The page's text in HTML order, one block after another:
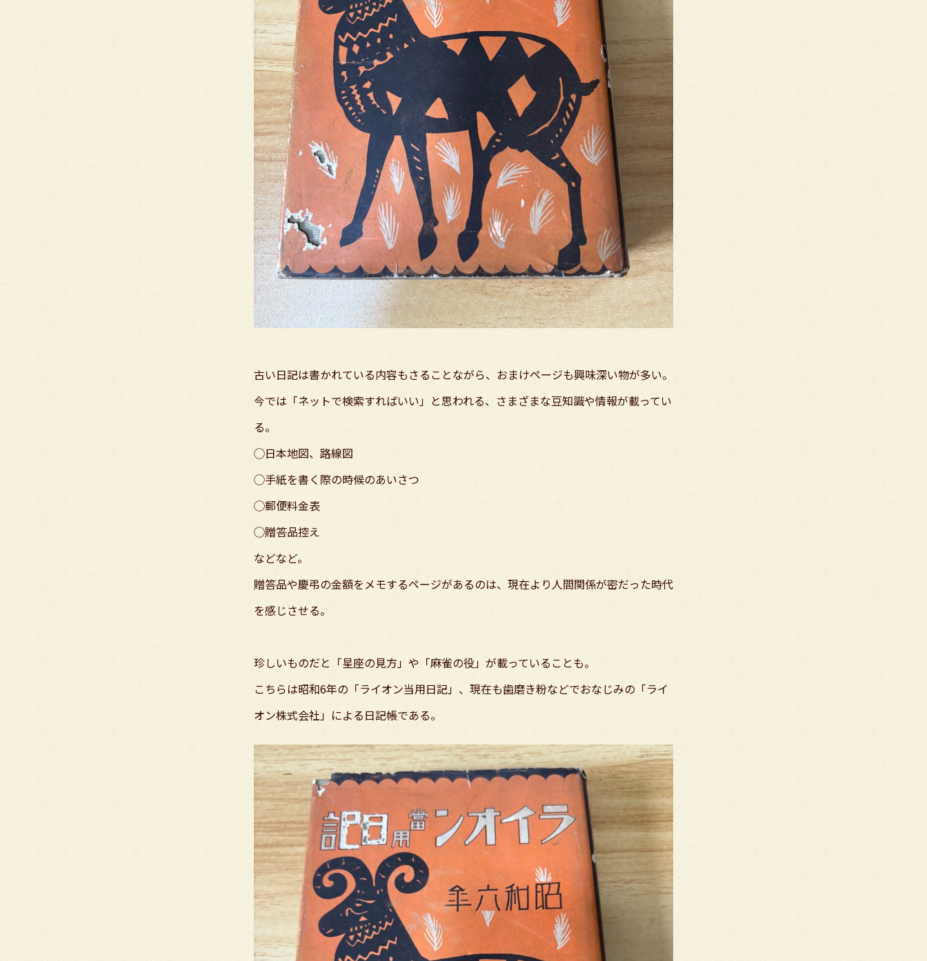
古い日記は書かれている内容もさることながら、おまけページも興味深い物が多い。
今では「ネットで検索すればいい」と思われる、さまざまな豆知識や情報が載ってい
る。
◯日本地図、路線図
◯手紙を書く際の時候のあいさつ
◯郵便料金表
◯贈答品控え
などなど。
贈答品や慶弔の金額をメモするページがあるのは、現在より人間関係が密だった時代
を感じさせる。
珍しいものだと「星座の見方」や「麻雀の役」が載っていることも。
こちらは昭和6年の「ライオン当用日記」、現在も歯磨き粉などでおなじみの「ライ
オン株式会社」による日記帳である。